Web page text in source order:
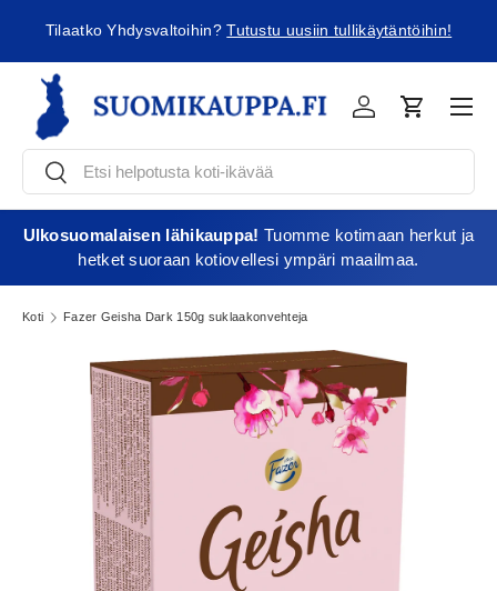
Jatka sisältöön
Yhdysvaltoihin?Tutustu uusiin tullikäytäntöihin!
EtsiEtsi
KirjauduOstoskori
Ulkosuomalaisen lähikauppa! Tuomme kotimaan herkut ja
hetket suoraan kotiovellesi ympäri maailmaa.
Koti Fazer Geisha Dark 150g suklaakonvehteja